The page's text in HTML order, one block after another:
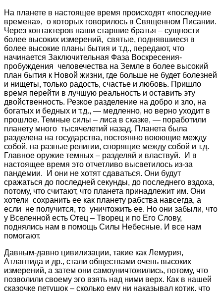
На планете в настоящее время происходят «последние
времена», о которых говорилось в Священном Писании.
Через контактеров наши старшие братья – сущности
более высоких измерений, святые, поднявшиеся в
более высокие планы бытия и т.д., передают, что
начинается Заключительная Фаза Воскресения-
пробуждения человечества на Земле в более высокий
план бытия к Новой жизни, где больше не будет болезней
и нищеты, только радость, счастье и любовь. Пришло
время перейти в лучшую реальность и оставить эту
двойственность. Резкое разделение на добро и зло, на
богатых и бедных и т.д., — медленно, но верно уходит в
прошлое. Темные силы – лиса в сказке, — поработили
планету много тысячелетий назад. Планета была
разделена на государства, постоянно воюющие между
собой, на разные религии, спорящие между собой и т.д.
Главное оружие темных – разделяй и властвуй. И в
настоящее время это отчетливо высветилось из-за
пандемии. И они не хотят сдаваться. Они будут
сражаться до последней секунды, до последнего вздоха,
потому, что считают, что планета принадлежит им. Они
хотели сохранить ее как планету рабства навсегда, а
если не получится, то уничтожить ее. Но они забыли, что
у Вселенной есть Отец – Творец и по Его Слову,
поднялись нам в помощь Силы Небесные. И все нам
помогают.
Давным-давно цивилизации, такие как Лемурия,
Атлантида и др., стали обществами очень высоких
измерений, а затем они самоуничтожились, потому, что
позволили своему эго взять над ними верх. Как в нашей
сказочке петушок – сколько ему ни наказывал котик, что